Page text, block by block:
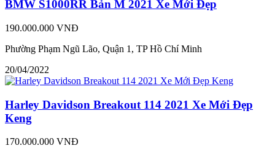
BMW S1000RR Bản M 2021 Xe Mới Đẹp
190.000.000 VNĐ
Phường Phạm Ngũ Lão, Quận 1, TP Hồ Chí Minh
20/04/2022
Harley Davidson Breakout 114 2021 Xe Mới Đẹp
Keng
170.000.000 VNĐ